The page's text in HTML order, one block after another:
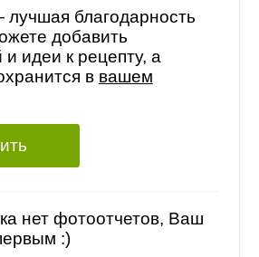
благодарность
добавить
идеи к рецепту, а
в вашем
нет фотоотчетов, Ваш
:)